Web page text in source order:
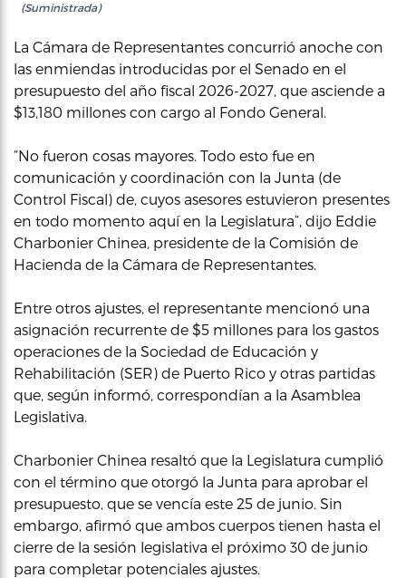
(Suministrada)
La Cámara de Representantes concurrió anoche con
las enmiendas introducidas por el Senado en el
presupuesto del año fiscal 2026-2027, que asciende a
$13,180 millones con cargo al Fondo General.
“No fueron cosas mayores. Todo esto fue en
comunicación y coordinación con la Junta (de
Control Fiscal) de, cuyos asesores estuvieron presentes
en todo momento aquí en la Legislatura”, dijo Eddie
Charbonier Chinea, presidente de la Comisión de
Hacienda de la Cámara de Representantes.
Entre otros ajustes, el representante mencionó una
asignación recurrente de $5 millones para los gastos
operaciones de la Sociedad de Educación y
Rehabilitación (SER) de Puerto Rico y otras partidas
que, según informó, correspondían a la Asamblea
Legislativa.
Charbonier Chinea resaltó que la Legislatura cumplió
con el término que otorgó la Junta para aprobar el
presupuesto, que se vencía este 25 de junio. Sin
embargo, afirmó que ambos cuerpos tienen hasta el
cierre de la sesión legislativa el próximo 30 de junio
para completar potenciales ajustes.